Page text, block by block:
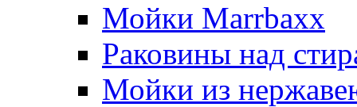
Мойки Marrbaxx
Раковины над
Мойки из